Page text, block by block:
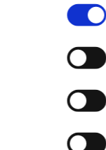
Sein
Erde,